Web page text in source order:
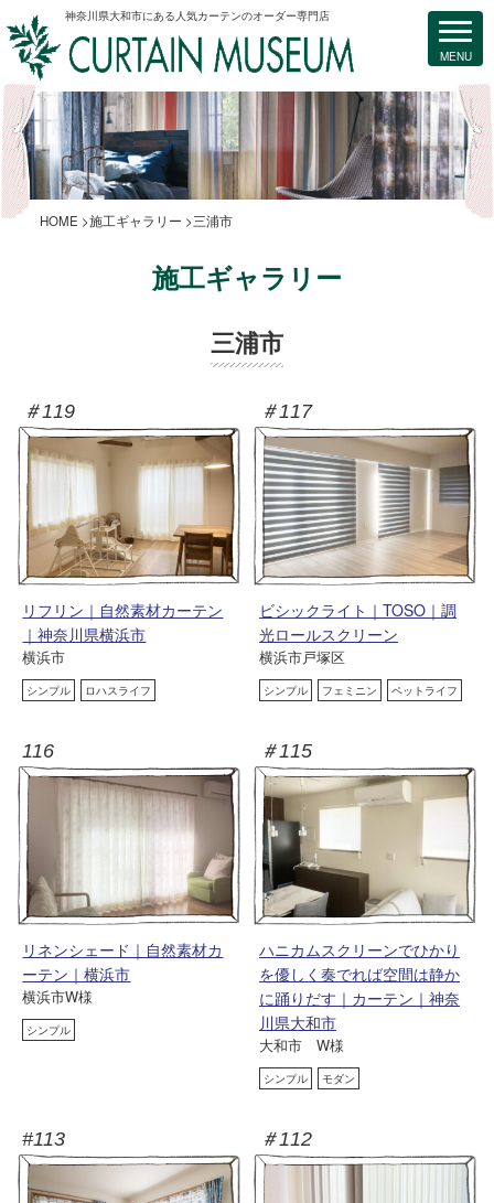
神奈川県大和市にある人気カーテンのオーダー専門店
HOME 施工ギャラリー 三浦市
施工ギャラリー
三浦市
＃119
リフリン｜自然素材カーテン
｜神奈川県横浜市
横浜市
シンプル ロハスライフ
＃117
ビシックライト｜TOSO｜調
光ロールスクリーン
横浜市戸塚区
シンプル フェミニン ペットライフ
116
リネンシェード｜自然素材カ
ーテン｜横浜市
横浜市W様
シンプル
＃115
ハニカムスクリーンでひかり
を優しく奏でれば空間は静か
に踊りだす｜カーテン｜神奈
川県大和市
大和市 W様
シンプル モダン
#113 ＃112